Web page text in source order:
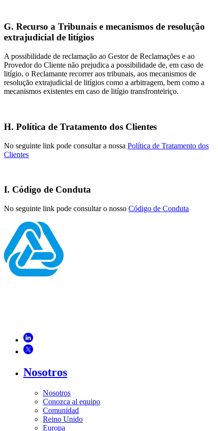
G. Recurso a Tribunais e mecanismos de resolução
extrajudicial de litígios
A possibilidade de reclamação ao Gestor de Reclamações e ao
Provedor do Cliente não prejudica a possibilidade de, em caso de
litígio, o Reclamante recorrer aos tribunais, aos mecanismos de
resolução extrajudicial de litígios como a arbitragem, bem como a
mecanismos existentes em caso de litígio transfronteiriço.
H. Política de Tratamento dos Clientes
No seguinte link pode consultar a nossa Política de Tratamento dos
Clientes
I. Código de Conduta
No seguinte link pode consultar o nosso Código de Conduta